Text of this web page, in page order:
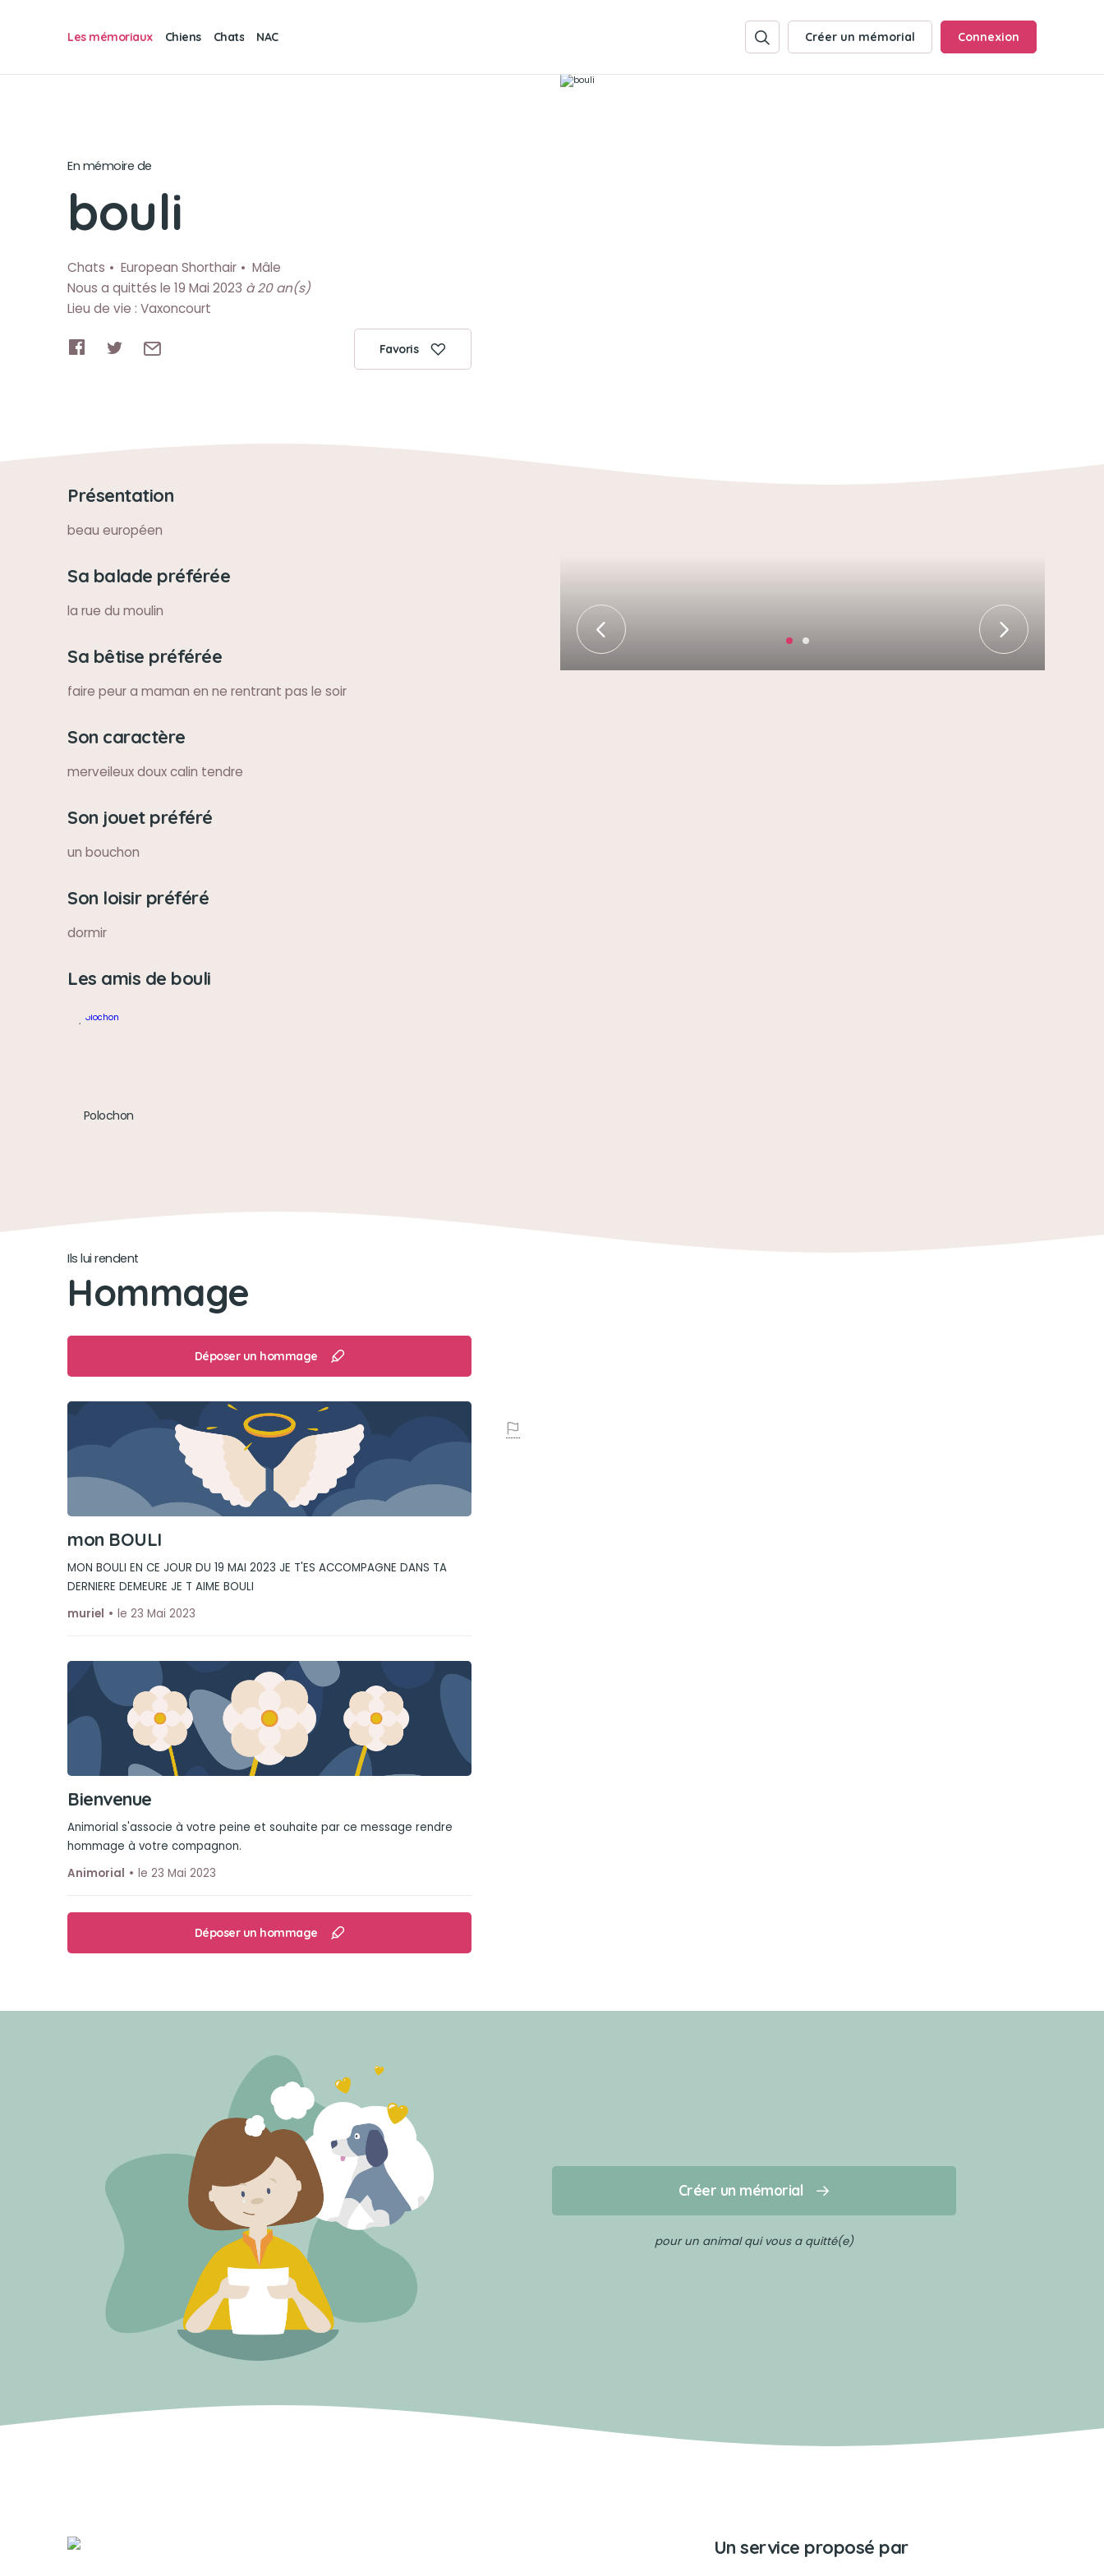
Les mémoriaux Chiens Chats NAC Créer un mémorial Connexion
En mémoire de
bouli
Chats European Shorthair
Mâle
Nous a quittés le 19 Mai 2023 à 20 an(s)
Lieu de vie : Vaxoncourt
Favoris
Présentation
beau européen
Sa balade préférée
la rue du moulin
Sa bêtise préférée
faire peur a maman en ne rentrant pas le soir
Son caractère
merveileux doux calin tendre
Son jouet préféré
un bouchon
Son loisir préféré
dormir
Les amis de bouli
Polochon
Ils lui rendent
Hommage
Déposer un hommage
mon BOULI
MON BOULI EN CE JOUR DU 19 MAI 2023 JE T'ES ACCOMPAGNE DANS TA
DERNIERE DEMEURE JE T AIME BOULI
muriel
le 23 Mai 2023
Bienvenue
Animorial s'associe à votre peine et souhaite par ce message rendre
hommage à votre compagnon.
Animorial
le 23 Mai 2023
Déposer un hommage
Créer un mémorial
pour un animal qui vous a quitté(e)
Un service proposé par